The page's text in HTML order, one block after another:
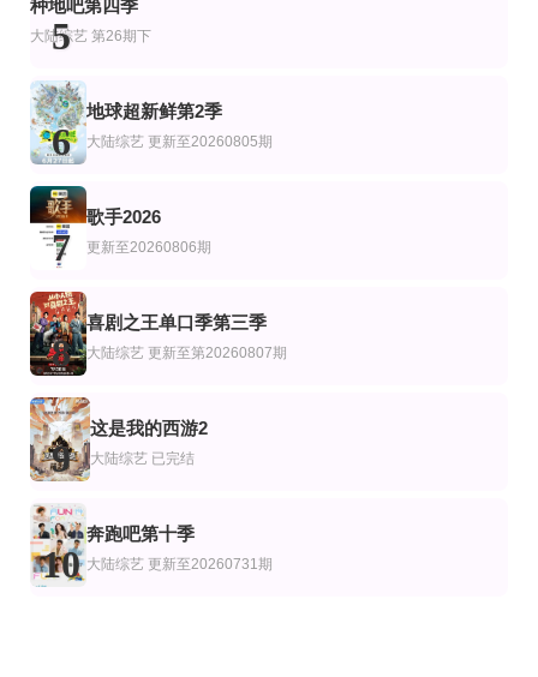
老大哥(美版)第二十八季
陈晓怡 Julie Chen
喜剧之王单口季第3季
庞博
嘻哈星节奏：意大利篇第三季
法布里·费布拉,乔利尔,罗斯恶棍,盖埃
5
种地吧第四季
大陆综艺 第26期下
6
地球超新鲜第2季
大陆综艺 更新至20260805期
7
歌手2026
更新至20260806期
8
喜剧之王单口季第三季
大陆综艺 更新至第20260807期
9
这是我的西游2
大陆综艺 已完结
10
奔跑吧第十季
大陆综艺 更新至20260731期